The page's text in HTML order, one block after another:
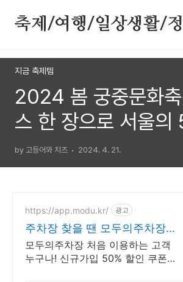
축제/여행/일상생활/
지금 축제템
2024 봄 궁중문화축
스 한 장으로 서울의
즐겨 보자!
by 고등어와 치즈 2024. 4. 21.
https://app.modu.kr/ 광고
주차장 찾을 땐 모두의주차장
검색부터 결제까지 한번에!
모두의주차장 처음 이용하는 고객
누구나! 신규가입 50% 할인 쿠폰